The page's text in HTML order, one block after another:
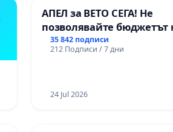
Пазарджик
АПЕЛ за ВЕТО СЕГА! Не
позволявайте бюджетът
Радев да открадне парите
правата ни в тъмното
35 842 подписи
212 Подписи / 7 дни
24 Jul 2026